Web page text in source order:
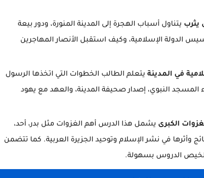
يثرب يتناول أسباب الهجرة إلى المدينة المنورة، ودور بيعة
الدولة الإسلامية، وكيف استقبل الأنصار المهاجرين
في المدينة يتعلم الطالب الخطوات التي اتخذها الرسول
النبوي، إصدار صحيفة المدينة، والعهد مع يهود
الكبرى يشمل هذا الدرس أهم الغزوات مثل بدر، أحد،
وأثرها في نشر الإسلام وتوحيد الجزيرة العربية. كما تتضمن
تلخيص الدروس بسهولة.